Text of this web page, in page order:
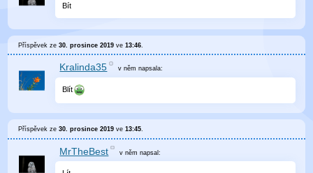
Bít
Příspěvek ze30. prosince 2019 ve13:46
Kralinda35 v němnapsala:
Blít
Příspěvek ze30. prosince 2019 ve13:45
MrTheBest v němnapsal: